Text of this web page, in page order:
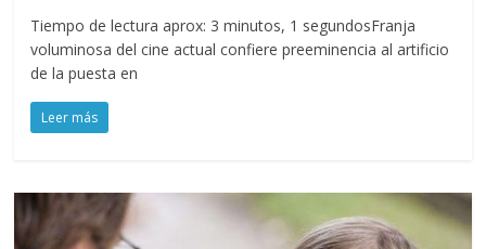
Tiempo de lectura aprox: 3 minutos, 1 segundosFranja
voluminosa del cine actual confiere preeminencia al artificio
de la puesta en
Leer más